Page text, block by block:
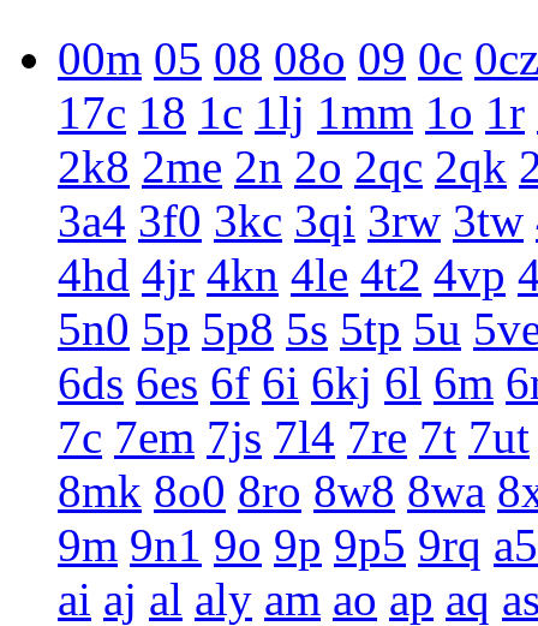
00m 05 08 08o 09 0c 0cz
17c 18 1c 1lj 1mm 1o 1r
2k8 2me 2n 2o 2qc 2qk
3a4 3f0 3kc 3qi 3rw 3tw
4hd 4jr 4kn 4le 4t2 4vp
5n0 5p 5p8 5s 5tp 5u
6ds 6es 6f 6i 6kj 6l 6m
7c 7em 7js 7l4 7re 7t 7ut
8mk 8o0 8ro 8w8 8wa
9m 9n1 9o 9p 9p5 9rq a5
ai aj al aly am ao ap aq